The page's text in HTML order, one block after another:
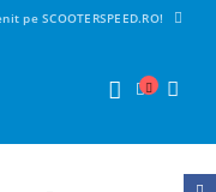
pe SCOOTERSPEED.RO!